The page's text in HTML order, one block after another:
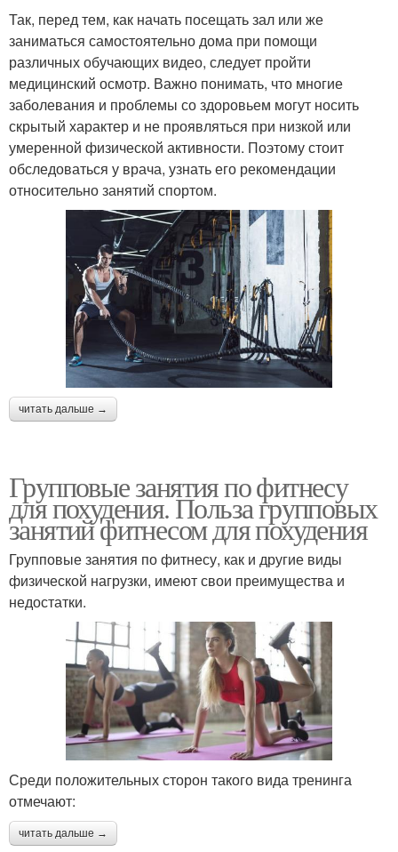
Так, перед тем, как начать посещать зал или же
заниматься самостоятельно дома при помощи
различных обучающих видео, следует пройти
медицинский осмотр. Важно понимать, что многие
заболевания и проблемы со здоровьем могут носить
скрытый характер и не проявляться при низкой или
умеренной физической активности. Поэтому стоит
обследоваться у врача, узнать его рекомендации
относительно занятий спортом.
читать дальше →
Групповые занятия по фитнесу
для похудения. Польза групповых
занятий фитнесом для похудения
Групповые занятия по фитнесу, как и другие виды
физической нагрузки, имеют свои преимущества и
недостатки.
Среди положительных сторон такого вида тренинга
отмечают:
читать дальше →